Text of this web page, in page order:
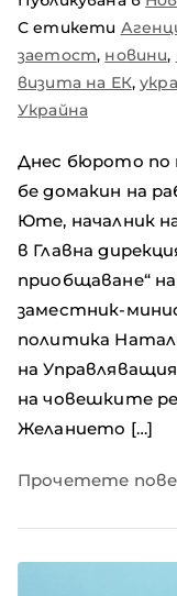
С етикети
заетост, новини,
визита на ЕК,
Украйна
Днес бюрото по
бе домакин на
Юте, началник
в Главна
приобщаване“
заместник-
политика
на
на човешките
Желанието […]
Прочетете